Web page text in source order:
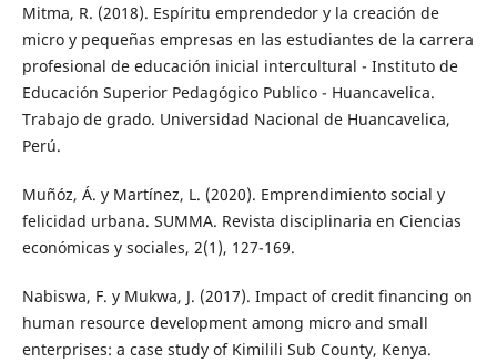
Mitma, R. (2018). Espíritu emprendedor y la creación de
micro y pequeñas empresas en las estudiantes de la carrera
profesional de educación inicial intercultural - Instituto de
Educación Superior Pedagógico Publico - Huancavelica.
Trabajo de grado. Universidad Nacional de Huancavelica,
Perú.
Muñóz, Á. y Martínez, L. (2020). Emprendimiento social y
felicidad urbana. SUMMA. Revista disciplinaria en Ciencias
económicas y sociales, 2(1), 127-169.
Nabiswa, F. y Mukwa, J. (2017). Impact of credit financing on
human resource development among micro and small
enterprises: a case study of Kimilili Sub County, Kenya.